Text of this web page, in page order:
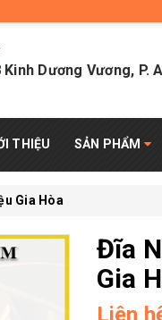
Kinh Dương Vương, P.
THIỆU SẢN PHẨM
Gia Hòa
Đĩa
Gia
Liên